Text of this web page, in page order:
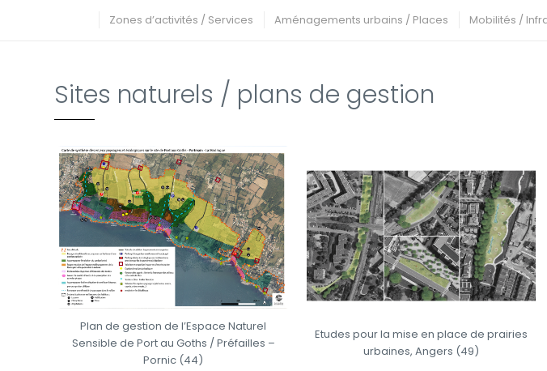
Zones d’activités / Services Aménagements urbains / Places Mobilités /
Sites naturels / plans de gestion
Plan de gestion de l’Espace Naturel
Sensible de Port au Goths / Préfailles –
Pornic (44)
Etudes pour la mise en place de prairies
urbaines, Angers (49)